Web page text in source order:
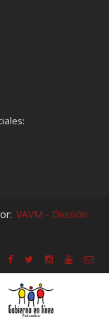
VAVM - División